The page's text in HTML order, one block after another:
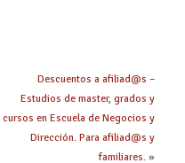
Descuentos a afiliad@s –
Estudios de master, grados y
cursos en Escuela de Negocios y
Dirección. Para afiliad@s y
familiares.»